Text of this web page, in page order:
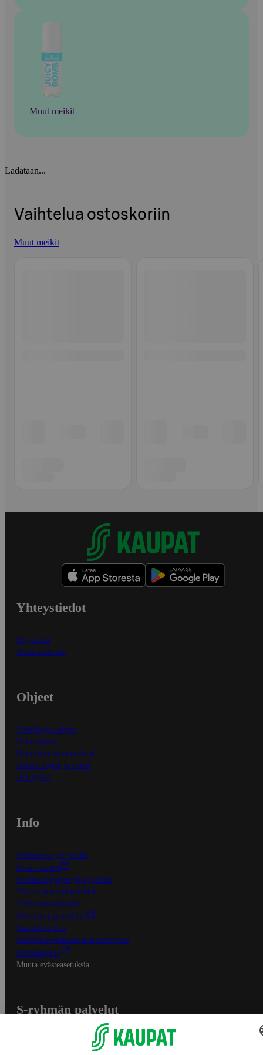
Muut meikit
Ladataan...
Vaihtelua ostoskoriin
Muut meikit
Yhteystiedot
Myymälät
Asiakaspalvelu
Ohjeet
Ensitilaajan ohjeet
Näin maksat
Näin tilaat ja muokkaat
Kaikki ohjeet ja vinkit
In English
Info
S-Business yrityksille
Oiva-raportit
Osuuskauppojen yhteystiedot
Tilaus- ja toimitusehdot
Tietosuojakäytäntö
Palvelun käyttöehdot
Saavutettavuus
Mobiilisovelluksen saavutettavuus
Mainostajalle
Muuta evästeasetuksia
S-ryhmän palvelut